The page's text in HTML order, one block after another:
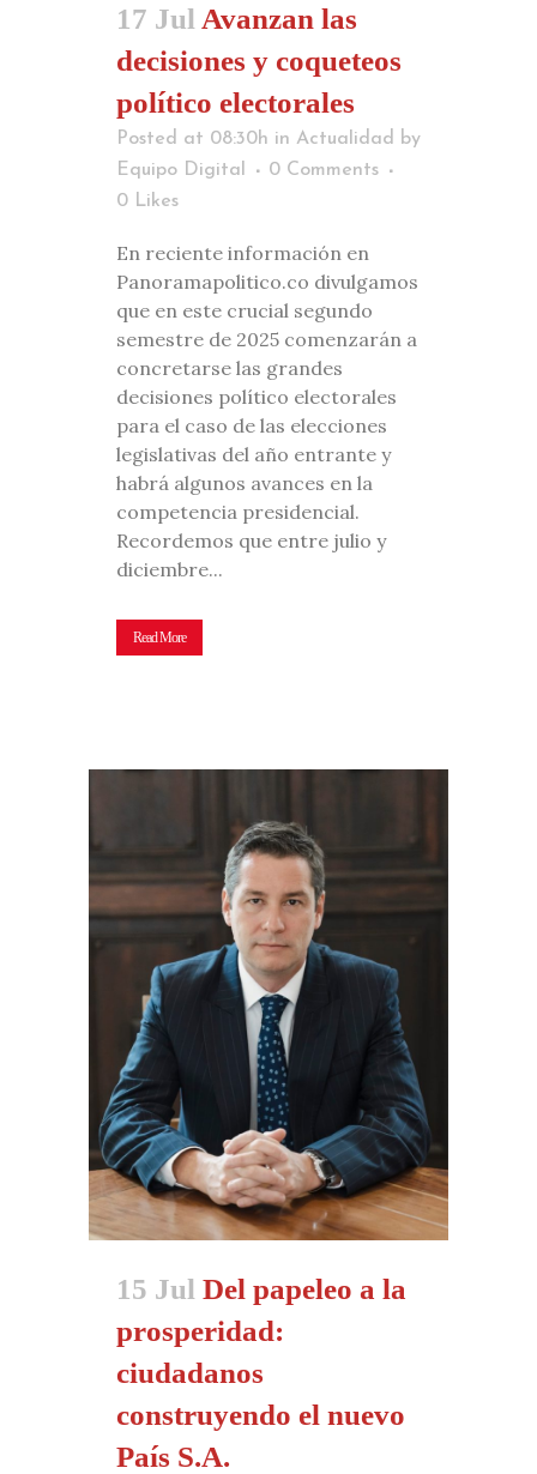
17 Jul Avanzan las
decisiones y coqueteos
político electorales
Posted at 08:30h in Actualidad
by
Equipo Digital
0 Comments
0 Likes
En reciente información en
Panoramapolitico.co divulgamos
que en este crucial segundo
semestre de 2025 comenzarán a
concretarse las grandes
decisiones político electorales
para el caso de las elecciones
legislativas del año entrante y
habrá algunos avances en la
competencia presidencial.
Recordemos que entre julio y
diciembre...
Read More
15 Jul Del papeleo a la
prosperidad:
ciudadanos
construyendo el nuevo
País S.A.